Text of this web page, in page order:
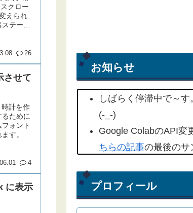
クロー
えられ
テータ
26
させて
計を作
ために
ォント
す。
4
に表示
お知らせ
しばらく停滞中で～す
(-_-)
Google ColabのAPI変
ちらの記事の最後のサ
こちらの記事
庁天気予報に変更した
プロフィール